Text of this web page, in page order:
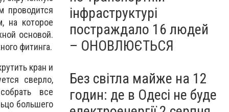
проводится
на которое
основой.
фитинга.
кран и
сверло,
все
большего
інфраструктурі
постраждало 16 людей
– ОНОВЛЮЄТЬСЯ
Без світла майже на 12
годин: де в Одесі не буде